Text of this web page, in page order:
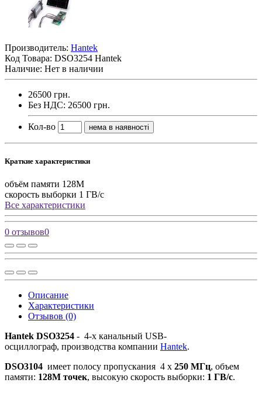
Производитель: Hantek
Код Товара: DSO3254 Hantek
Наличие: Нет в наличии
26500 грн.
Без НДС: 26500 грн.
Кол-во нема в наявності
Краткие характеристики
объём памяти 128M
скорость выборки 1 ГВ/с
Все характеристики
0 отзывов0
Описание
Характеристики
Отзывов (0)
Hantek DSO3254 - 4-х канальный USB-
осциллограф, производства компании Hantek.
DSO3104 имеет полосу пропускания 4 х 250 МГц, объем
памяти: 128М точек, высокую скорость выборки: 1 ГВ/с.